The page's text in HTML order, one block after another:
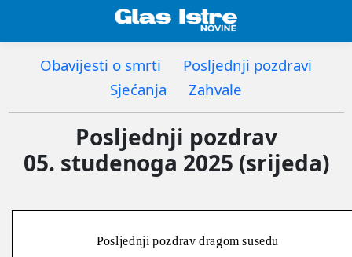
Obavijesti o smrti
Posljednji pozdravi
Sjećanja
Zahvale
Posljednji pozdrav
05. studenoga 2025 (srijeda)
Posljednji pozdrav dragom susedu